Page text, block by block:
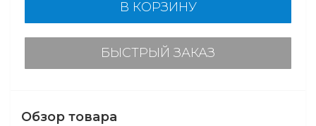
В КОРЗИНУ
БЫСТРЫЙ ЗАКАЗ
Обзор товара